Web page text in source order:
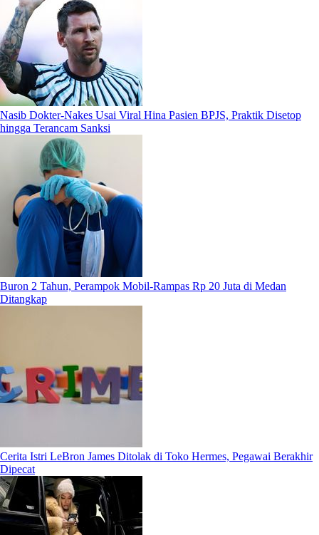
Nasib Dokter-Nakes Usai Viral Hina Pasien BPJS, Praktik Disetop
hingga Terancam Sanksi
Buron 2 Tahun, Perampok Mobil-Rampas Rp 20 Juta di Medan
Ditangkap
Cerita Istri LeBron James Ditolak di Toko Hermes, Pegawai Berakhir
Dipecat